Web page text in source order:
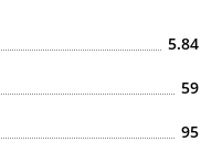
5.84
59
95